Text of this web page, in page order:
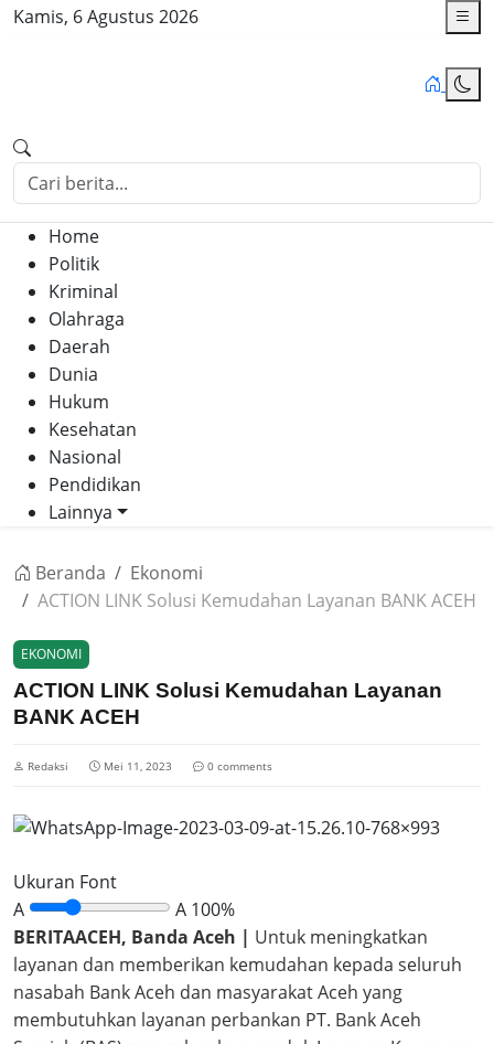
Kamis, 6 Agustus 2026
Home
Politik
Kriminal
Olahraga
Daerah
Dunia
Hukum
Kesehatan
Nasional
Pendidikan
Lainnya
Beranda
Ekonomi
ACTION LINK Solusi Kemudahan Layanan BANK ACEH
EKONOMI
ACTION LINK Solusi Kemudahan Layanan
BANK ACEH
Redaksi Mei 11, 2023 0 comments
Ukuran Font
A
A 100%
BERITAACEH, Banda Aceh | Untuk meningkatkan
layanan dan memberikan kemudahan kepada seluruh
nasabah Bank Aceh dan masyarakat Aceh yang
membutuhkan layanan perbankan PT. Bank Aceh